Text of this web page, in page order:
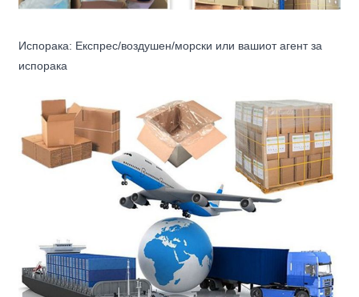
Испорака: Експрес/воздушен/морски или вашиот агент за
испорака